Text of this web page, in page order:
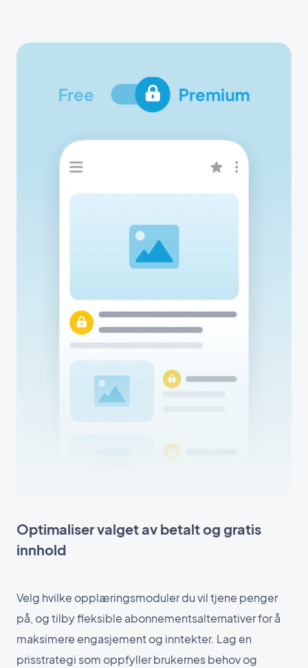
Optimaliser valget av betalt og gratis
innhold
Velg hvilke opplæringsmoduler du vil tjene penger
på, og tilby fleksible abonnementsalternativer for å
maksimere engasjement og inntekter. Lag en
prisstrategi som oppfyller brukernes behov og